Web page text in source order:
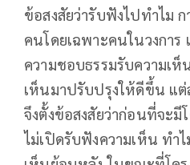
ข้อสงสัยว่ารับฟังไปทำไม
คนโดยเฉพาะคนในวงการ
ความชอบธรรมรับความเห็
เห็นมาปรับปรุงให้ดีขึ้น แ
จึงตั้งข้อสงสัยว่าก่อนที่จะมี
ไม่เปิดรับฟังความเห็น ทำ